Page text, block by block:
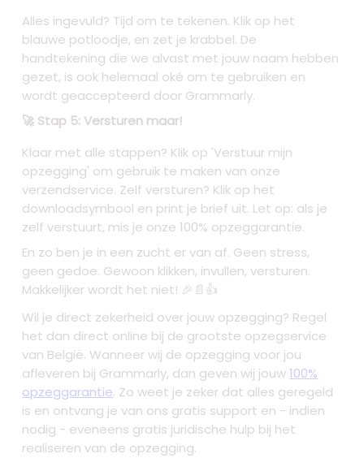
Alles ingevuld? Tijd om te tekenen. Klik op het
blauwe potloodje, en zet je krabbel. De
handtekening die we alvast met jouw naam hebben
gezet, is ook helemaal oké om te gebruiken en
wordt geaccepteerd door Grammarly.
🚀 Stap 5: Versturen maar!
Klaar met alle stappen? Klik op 'Verstuur mijn
opzegging' om gebruik te maken van onze
verzendservice. Zelf versturen? Klik op het
downloadsymbool en print je brief uit. Let op: als je
zelf verstuurt, mis je onze 100% opzeggarantie.
En zo ben je in een zucht er van af. Geen stress,
geen gedoe. Gewoon klikken, invullen, versturen.
Makkelijker wordt het niet! 🎉📄👍
Wil je direct zekerheid over jouw opzegging? Regel
het dan direct online bij de grootste opzegservice
van België. Wanneer wij de opzegging voor jou
afleveren bij Grammarly, dan geven wij jouw100%
opzeggarantie. Zo weet je zeker dat alles geregeld
is en ontvang je van ons gratis support en - indien
nodig - eveneens gratis juridische hulp bij het
realiseren van de opzegging.